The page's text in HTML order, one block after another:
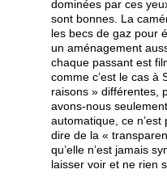
dominées par ces
sont bonnes. La
les becs de gaz pour
un aménagement
chaque passant est
comme c’est le cas à
raisons » différentes,
avons-nous
automatique, ce
dire de la «
qu’elle n’est jamais
laisser voir et ne rien